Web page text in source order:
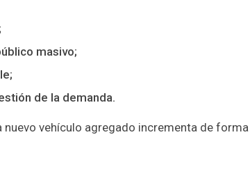
masivo;
de la demanda.
nuevo vehículo agregado incrementa de